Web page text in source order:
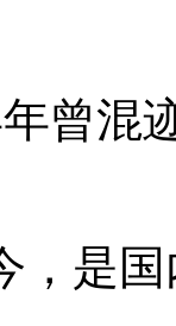
曾混
，是